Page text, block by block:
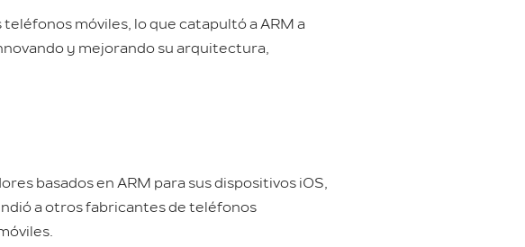
móviles, lo que catapultó a ARM a
y mejorando su arquitectura,
basados en ARM para sus dispositivos iOS,
a otros fabricantes de teléfonos